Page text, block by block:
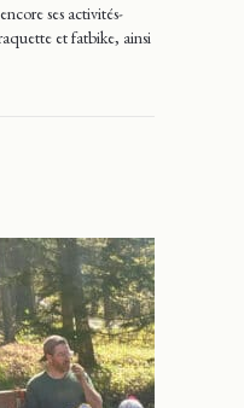
ses activités-
et fatbike, ainsi